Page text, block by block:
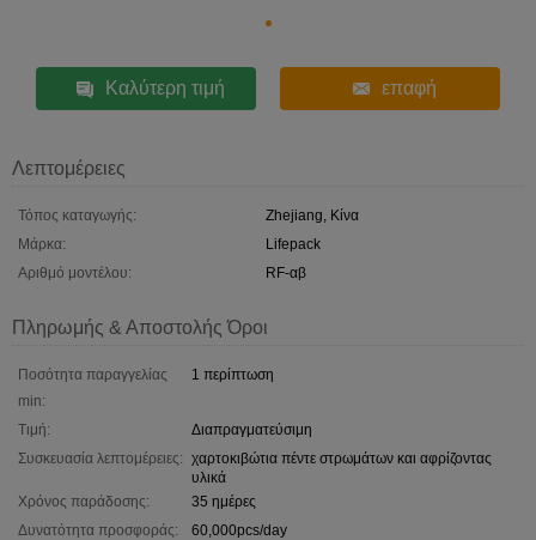
Καλύτερη τιμή επαφή
Λεπτομέρειες
Τόπος καταγωγής:
Zhejiang, Κίνα
Μάρκα:
Lifepack
Αριθμό μοντέλου:
RF-αβ
Πληρωμής & Αποστολής Όροι
Ποσότητα παραγγελίας
min:
1 περίπτωση
Τιμή:
Διαπραγματεύσιμη
Συσκευασία λεπτομέρειες: χαρτοκιβώτια πέντε στρωμάτων και αφρίζοντας
υλικά
Χρόνος παράδοσης:
35 ημέρες
Δυνατότητα προσφοράς:
60,000pcs/day